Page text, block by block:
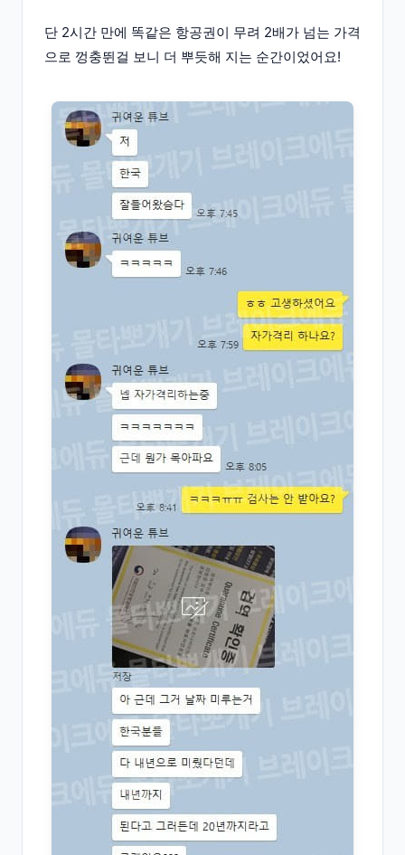
단 2시간 만에 똑같은 항공권이 무려 2배가 넘는 가격
으로 껑충뛴걸 보니 더 뿌듯해 지는 순간이었어요!